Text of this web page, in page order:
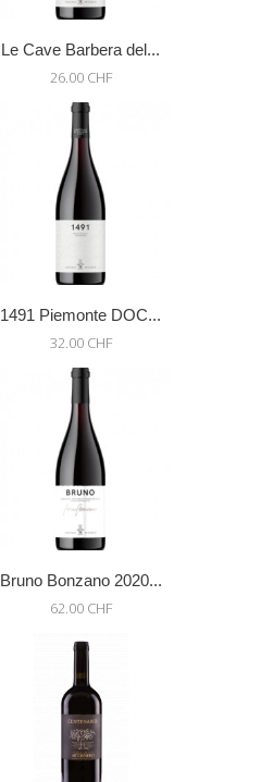
Le Cave Barbera del...
26.00 CHF
1491 Piemonte DOC...
32.00 CHF
Bruno Bonzano 2020...
62.00 CHF